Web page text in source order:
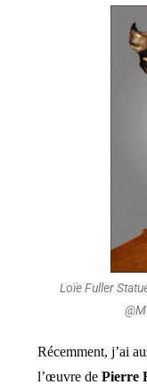
Loïe Fuller
Récemment, j’ai
l’œuvre dePierre